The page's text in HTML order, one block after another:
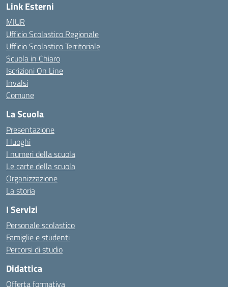
Link Esterni
MIUR
Ufficio Scolastico Regionale
Ufficio Scolastico Territoriale
Scuola in Chiaro
Iscrizioni On Line
Invalsi
Comune
La Scuola
Presentazione
I luoghi
I numeri della scuola
Le carte della scuola
Organizzazione
La storia
I Servizi
Personale scolastico
Famiglie e studenti
Percorsi di studio
Didattica
Offerta formativa